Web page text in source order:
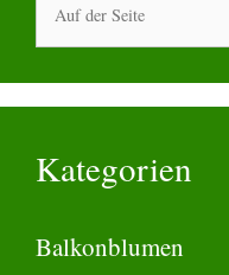
Kategorien
Balkonblumen